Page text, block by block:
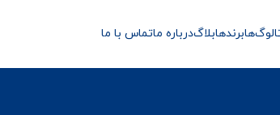
برندهابلاگدرباره ماتماس با ما